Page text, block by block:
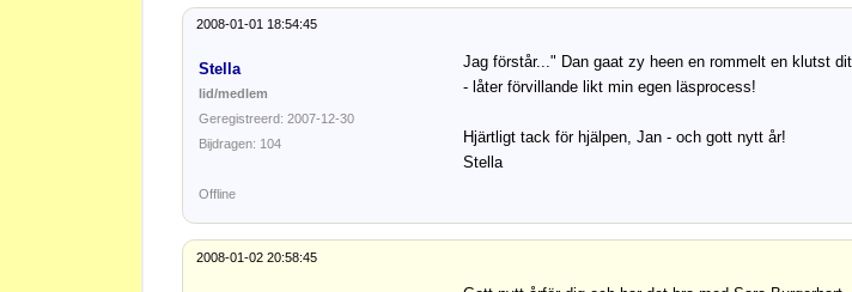
2008-01-01 18:54:45
Stella
lid/medlem
Geregistreerd: 2007-12-30
Bijdragen: 104
Jag förstår..." Dan gaat zy heen en rommelt en klutst
- låter förvillande likt min egen läsprocess!
Hjärtligt tack för hjälpen, Jan - och gott nytt år!
Stella
Offline
2008-01-02 20:58:45